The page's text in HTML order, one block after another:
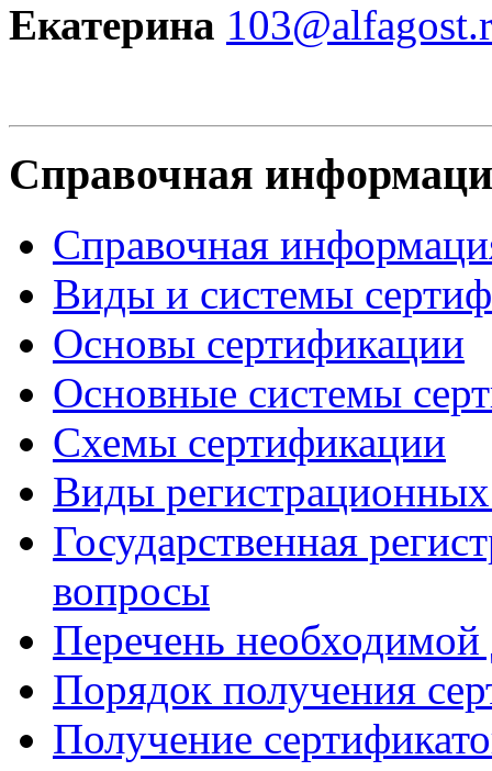
Екатерина
Справочная
Справочная
Виды и системы
Основы сертификации
Основные системы
Схемы сертификации
Виды
Государственная
вопросы
Перечень
Порядок получения
Получение